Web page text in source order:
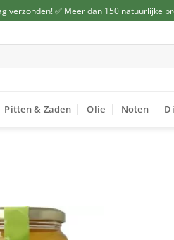
verzonden! ✅ Meer dan 150 natuurlijke
Pitten & Zaden Olie Noten